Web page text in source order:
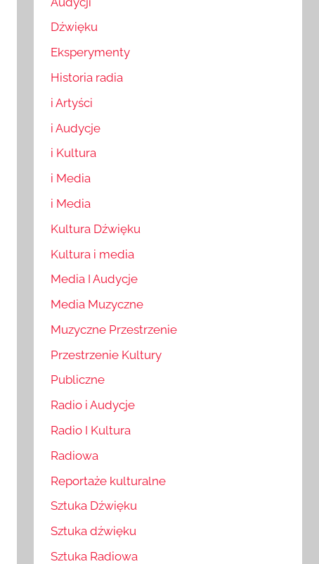
Dźwięku
Eksperymenty
Historia radia
i Artyści
i Audycje
i Kultura
i Media
i Media
Kultura Dźwięku
Kultura i media
Media I Audycje
Media Muzyczne
Muzyczne Przestrzenie
Przestrzenie Kultury
Publiczne
Radio i Audycje
Radio I Kultura
Radiowa
Reportaże kulturalne
Sztuka Dźwięku
Sztuka dźwięku
Sztuka Radiowa